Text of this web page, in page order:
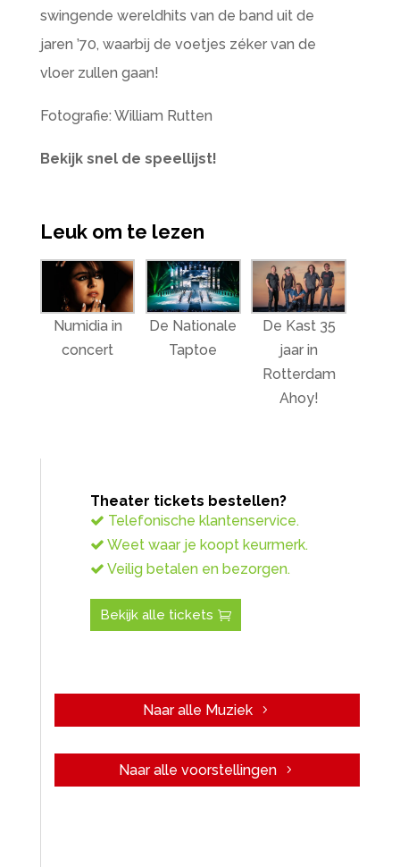
swingende wereldhits van de band uit de
jaren ’70, waarbij de voetjes zéker van de
vloer zullen gaan!
Fotografie: William Rutten
Bekijk snel de speellijst!
Leuk om te lezen
Numidia in
concert
De Nationale
Taptoe
De Kast 35
jaar in
Rotterdam
Ahoy!
Theater tickets bestellen?
Telefonische klantenservice.
Weet waar je koopt keurmerk.
Veilig betalen en bezorgen.
Bekijk alle tickets
Naar alle Muziek
Naar alle voorstellingen